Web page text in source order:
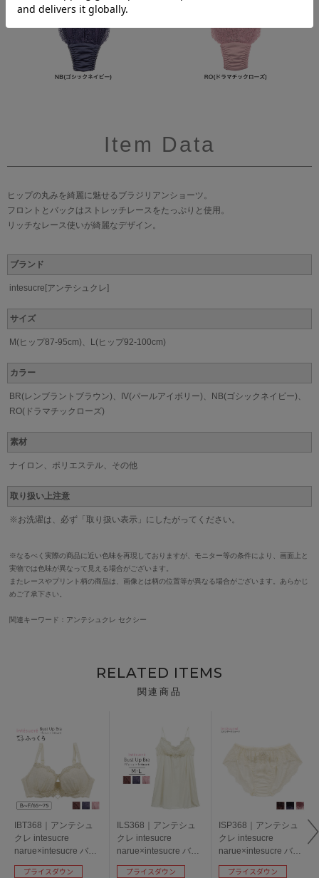
Item Data
ヒップの丸みを綺麗に魅せるブラジリアンショーツ。
フロントとバックはストレッチレースをたっぷりと使用。
リッチなレース使いが綺麗なデザイン。
ブランド
intesucre[アンテシュクレ]
サイズ
M(ヒップ87-95cm)、L(ヒップ92-100cm)
カラー
BR(レンブラントブラウン)、IV(パールアイボリー)、NB(ゴシックネイビー)、
RO(ドラマチックローズ)
素材
ナイロン、ポリエステル、その他
取り扱い上注意
※お洗濯は、必ず「取り扱い表示」にしたがってください。
※なるべく実際の商品に近い色味を再現しておりますが、モニター等の条件により、画面上と
実物では色味が異なって見える場合がございます。
またレースやプリント柄の商品は、画像とは柄の位置等が異なる場合がございます。あらかじ
めご了承下さい。
関連キーワード：アンテシュクレ セクシー
RELATED ITEMS
関連商品
IBT368｜アンテシュ
クレ intesucre
narue×intesucre バス
トアップブラ ブラジ
プライスダウン
ILS368｜アンテシュ
クレ intesucre
narue×intesucre バス
トアップブラ IBT368
プライスダウン
ISP368｜アンテシュ
クレ intesucre
narue×intesucre バス
トアップブラ IBT368
プライスダウン